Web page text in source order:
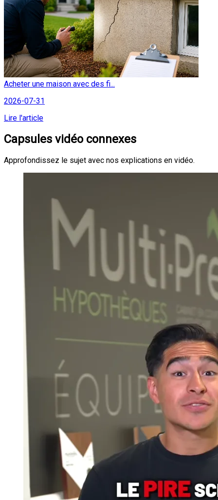
Acheter une maison avec des fi...
2026-07-31
Lire l'article
Capsules vidéo connexes
Approfondissez le sujet avec nos explications en vidéo.